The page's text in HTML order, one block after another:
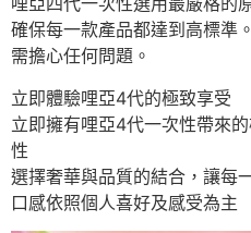
確保每一款產品都達到高標準
需擔心任何問題。
立即體驗哩亞4代的極致享受
立即擁有哩亞4代一次性帶來
性
選擇奢華與品質的結合，讓每
口感依照個人喜好及感受為主